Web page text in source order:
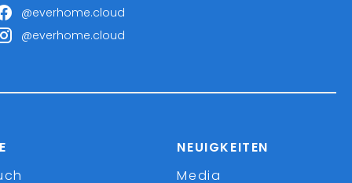
@everhome.cloud
@everhome.cloud
NEUIGKEITEN
Media